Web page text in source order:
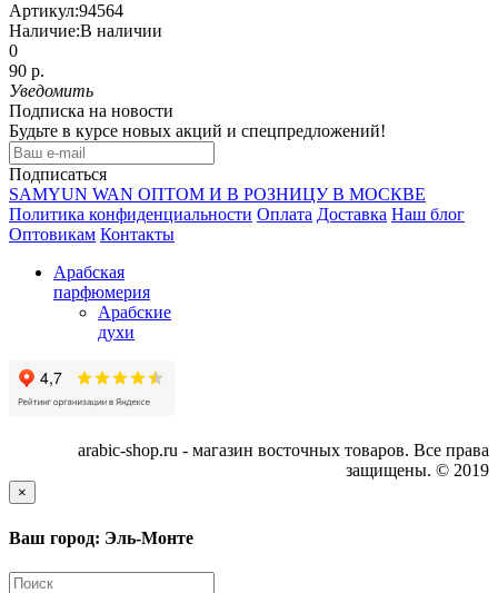
Артикул:94564
Наличие:В наличии
0
90 р.
Уведомить
Подписка на новости
Будьте в курсе новых акций и спецпредложений!
Подписаться
SAMYUN WAN ОПТОМ И В РОЗНИЦУ В МОСКВЕ
Политика конфиденциальности Оплата Доставка Наш блог
Оптовикам Контакты
Арабская
парфюмерия
Арабские
духи
arabic-shop.ru - магазин восточных товаров. Все права
защищены. © 2019
×
Ваш город: Эль-Монте